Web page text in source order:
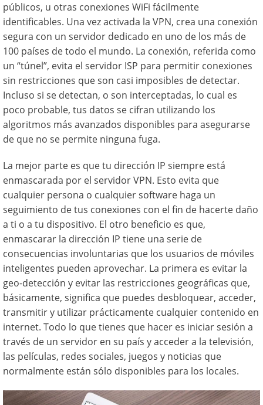
públicos, u otras conexiones WiFi fácilmente
identificables. Una vez activada la VPN, crea una conexión
segura con un servidor dedicado en uno de los más de
100 países de todo el mundo. La conexión, referida como
un “túnel”, evita el servidor ISP para permitir conexiones
sin restricciones que son casi imposibles de detectar.
Incluso si se detectan, o son interceptadas, lo cual es
poco probable, tus datos se cifran utilizando los
algoritmos más avanzados disponibles para asegurarse
de que no se permite ninguna fuga.
La mejor parte es que tu dirección IP siempre está
enmascarada por el servidor VPN. Esto evita que
cualquier persona o cualquier software haga un
seguimiento de tus conexiones con el fin de hacerte daño
a ti o a tu dispositivo. El otro beneficio es que,
enmascarar la dirección IP tiene una serie de
consecuencias involuntarias que los usuarios de móviles
inteligentes pueden aprovechar. La primera es evitar la
geo-detección y evitar las restricciones geográficas que,
básicamente, significa que puedes desbloquear, acceder,
transmitir y utilizar prácticamente cualquier contenido en
internet. Todo lo que tienes que hacer es iniciar sesión a
través de un servidor en su país y acceder a la televisión,
las películas, redes sociales, juegos y noticias que
normalmente están sólo disponibles para los locales.